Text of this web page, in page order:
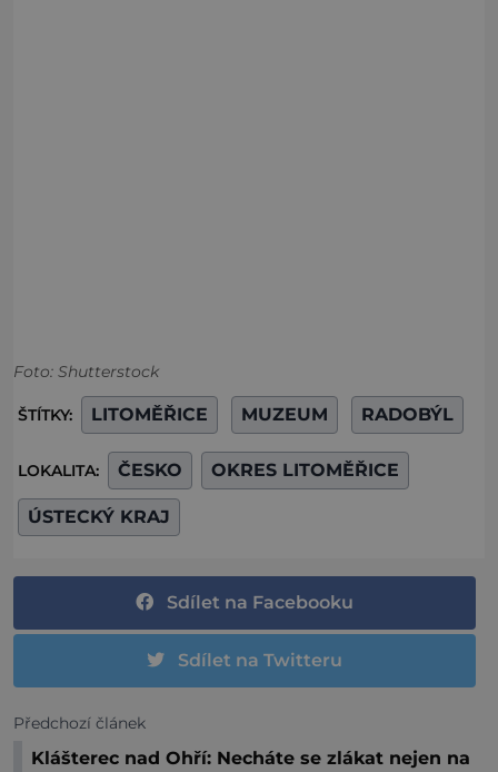
Foto: Shutterstock
ŠTÍTKY: LITOMĚŘICE MUZEUM RADOBÝL
LOKALITA: ČESKO OKRES LITOMĚŘICE
ÚSTECKÝ KRAJ
Sdílet na Facebooku
Sdílet na Twitteru
Předchozí článek
Klášterec nad Ohří: Necháte se zlákat nejen na